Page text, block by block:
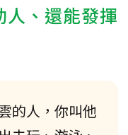
、還能發揮
的人，你叫他